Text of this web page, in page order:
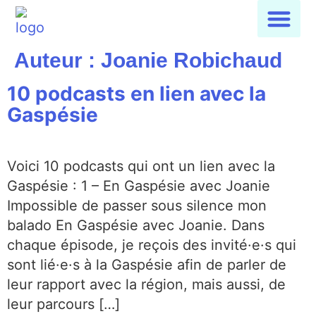
Auteur : Joanie Robichaud
10 podcasts en lien avec la
Gaspésie
Voici 10 podcasts qui ont un lien avec la
Gaspésie : 1 – En Gaspésie avec Joanie
Impossible de passer sous silence mon
balado En Gaspésie avec Joanie. Dans
chaque épisode, je reçois des invité·e·s qui
sont lié·e·s à la Gaspésie afin de parler de
leur rapport avec la région, mais aussi, de
leur parcours […]